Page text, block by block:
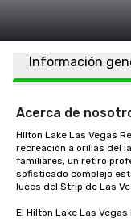
Información
Acerca de
Hilton Lake Las Vegas
recreación a orillas del
familiares, un retiro
sofisticado complejo
luces del Strip de Las
El Hilton Lake Las